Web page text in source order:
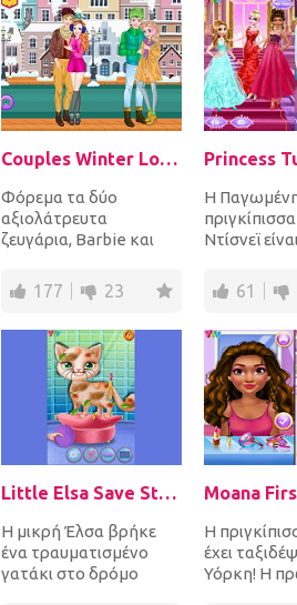
Couples Winter Looks
Φόρεμα τα δύο
αξιολάτρευτα
ζευγάρια, Barbie και
το χειμώνα. Επιλέξτε
ζεστό,...
177 23
Η
Ντίσνεϊ
τελευταία
μόδας
61
Little Elsa Save Stray Cat
Η μικρή Έλσα βρήκε
ένα τραυματισμένο
γατάκι στο δρόμο
Η
έχει
Υόρκη! Η